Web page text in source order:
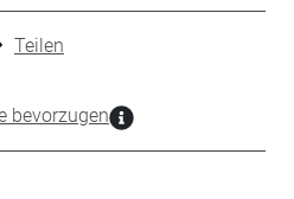
Teilen
bevorzugen